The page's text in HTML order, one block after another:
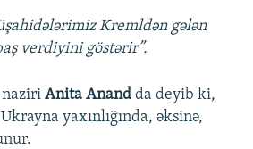
Kremldən gələn
verdiyini göstərir”.
naziri Anita Anand da deyib ki,
yaxınlığında, əksinə,